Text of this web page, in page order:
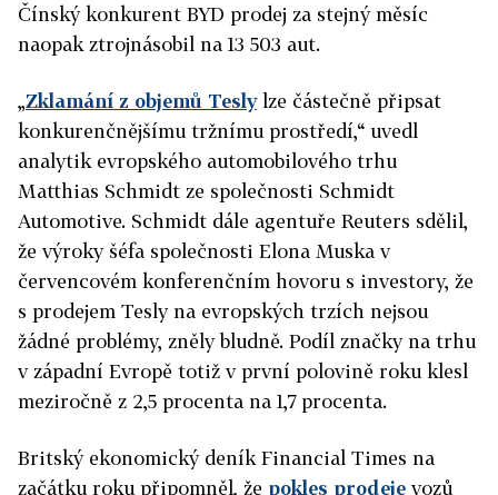
Čínský konkurent BYD prodej za stejný měsíc
naopak ztrojnásobil na 13 503 aut.
„Zklamání z objemů Teslylze částečně připsat
konkurenčnějšímu tržnímu prostředí,“ uvedl
analytik evropského automobilového trhu
Matthias Schmidt ze společnosti Schmidt
Automotive. Schmidt dále agentuře Reuters sdělil,
že výroky šéfa společnosti Elona Muska v
červencovém konferenčním hovoru s investory, že
s prodejem Tesly na evropských trzích nejsou
žádné problémy, zněly bludně. Podíl značky na trhu
v západní Evropě totiž v první polovině roku klesl
meziročně z 2,5 procenta na 1,7 procenta.
Britský ekonomický deník Financial Times na
začátku roku připomněl, že pokles prodeje vozů